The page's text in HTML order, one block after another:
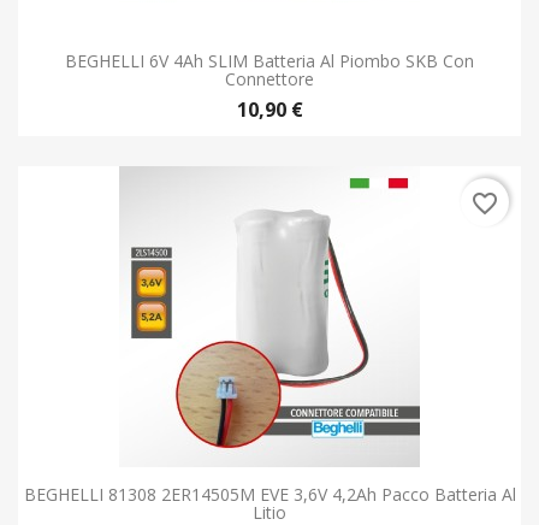
BEGHELLI 6V 4Ah SLIM Batteria Al Piombo SKB Con
Connettore
10,90 €
BEGHELLI 81308 2ER14505M EVE 3,6V 4,2Ah Pacco Batteria Al
Litio
favorite_border